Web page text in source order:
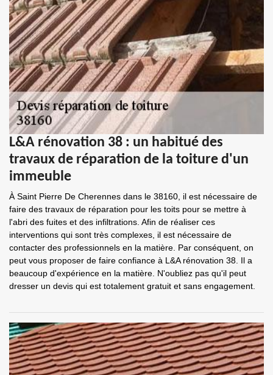
L&A rénovation 38 : un habitué des
travaux de réparation de la toiture d'un
immeuble
À Saint Pierre De Cherennes dans le 38160, il est nécessaire de
faire des travaux de réparation pour les toits pour se mettre à
l'abri des fuites et des infiltrations. Afin de réaliser ces
interventions qui sont très complexes, il est nécessaire de
contacter des professionnels en la matière. Par conséquent, on
peut vous proposer de faire confiance à L&A rénovation 38. Il a
beaucoup d'expérience en la matière. N'oubliez pas qu'il peut
dresser un devis qui est totalement gratuit et sans engagement.